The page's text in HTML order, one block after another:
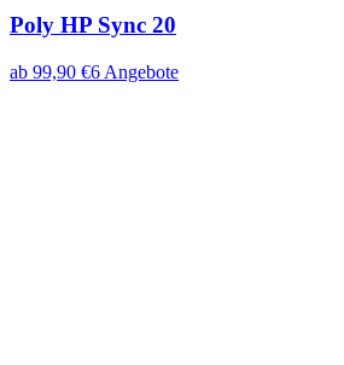
Poly HP Sync 20
ab 99,90 €6 Angebote